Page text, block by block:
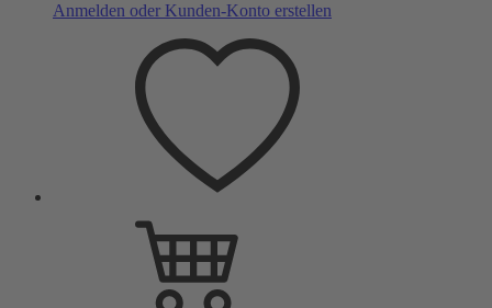
Anmelden oder Kunden-Konto erstellen